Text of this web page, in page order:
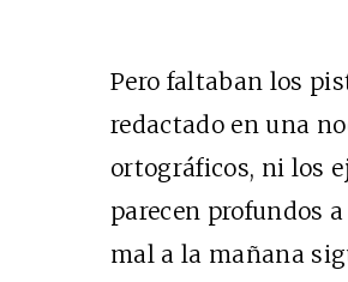
Pero faltaban los
redactado en una
ortográficos, ni los
parecen profundos
mal a la mañana